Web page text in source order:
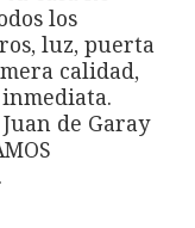
los
luz, puerta
calidad,
de Garay